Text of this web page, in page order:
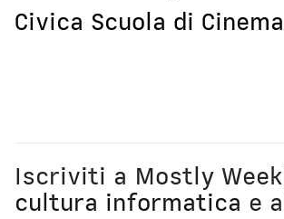
Civica Scuola di
Iscriviti a Mostly
cultura informatica e